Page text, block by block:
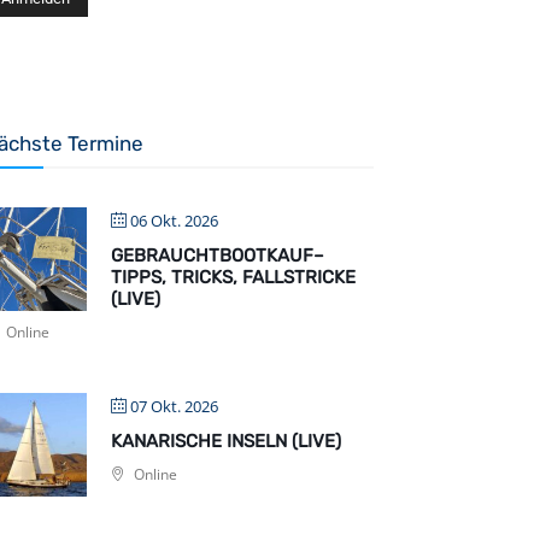
Termine
06 Okt. 2026
GEBRAUCHTBOOTKAUF–
TIPPS, TRICKS, FALLSTRICKE
(LIVE)
Online
07 Okt. 2026
KANARISCHE INSELN (LIVE)
Online